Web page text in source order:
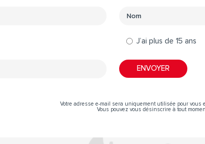
J’ai plus de 15 ans
Votre adresse e-mail sera uniquement utilisée pour vous
Vous pouvez vous désinscrire à tout